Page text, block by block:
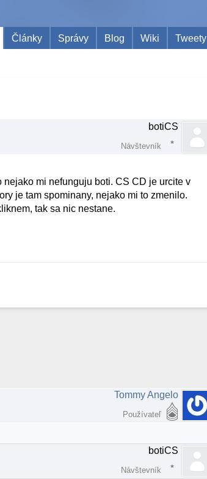
Články Správy Blog Wiki Tweety
botiCS
Návštevník
mi nefunguju boti. CS CD je urcite v
je tam spominany, nejako mi to zmenilo.
tak sa nic nestane.
Tommy Angelo
Používateľ
botiCS
Návštevník